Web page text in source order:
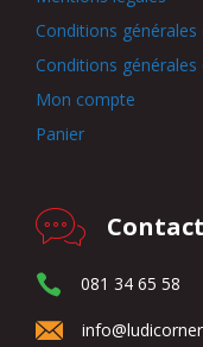
Conditions
Conditions générales
Mon compte
Panier
081 34 65 58